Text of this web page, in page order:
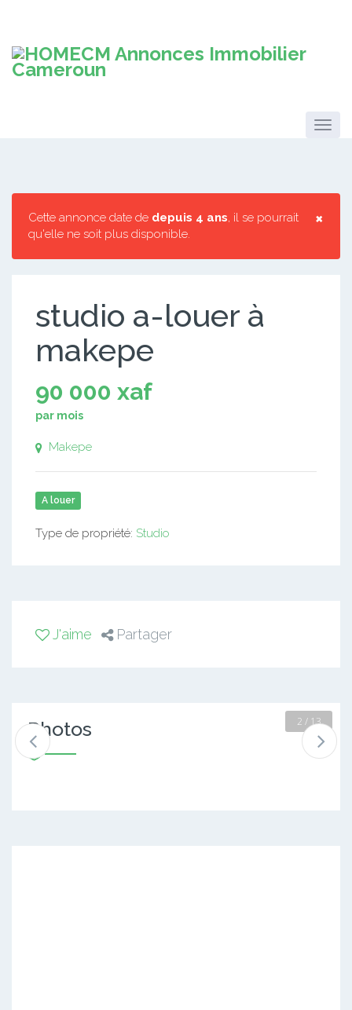
×
Cette annonce date de depuis 4 ans, il se pourrait
qu'elle ne soit plus disponible.
studio a-louer à
makepe
90 000 xaf
par mois
Makepe
A louer
Type de propriété: Studio
J'aime Partager
Photos 2 / 13